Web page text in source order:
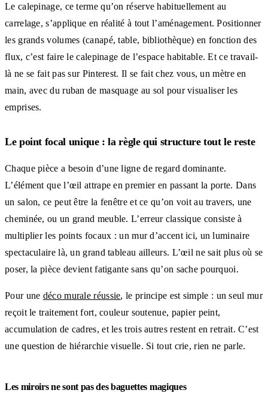
Le calepinage, ce terme qu’on réserve habituellement au
carrelage, s’applique en réalité à tout l’aménagement. Positionner
les grands volumes (canapé, table, bibliothèque) en fonction des
flux, c’est faire le calepinage de l’espace habitable. Et ce travail-
là ne se fait pas sur Pinterest. Il se fait chez vous, un mètre en
main, avec du ruban de masquage au sol pour visualiser les
emprises.
Le point focal unique : la règle qui structure tout le reste
Chaque pièce a besoin d’une ligne de regard dominante.
L’élément que l’œil attrape en premier en passant la porte. Dans
un salon, ce peut être la fenêtre et ce qu’on voit au travers, une
cheminée, ou un grand meuble. L’erreur classique consiste à
multiplier les points focaux : un mur d’accent ici, un luminaire
spectaculaire là, un grand tableau ailleurs. L’œil ne sait plus où se
poser, la pièce devient fatigante sans qu’on sache pourquoi.
Pour une déco murale réussie, le principe est simple : un seul mur
reçoit le traitement fort, couleur soutenue, papier peint,
accumulation de cadres, et les trois autres restent en retrait. C’est
une question de hiérarchie visuelle. Si tout crie, rien ne parle.
Les miroirs ne sont pas des baguettes magiques